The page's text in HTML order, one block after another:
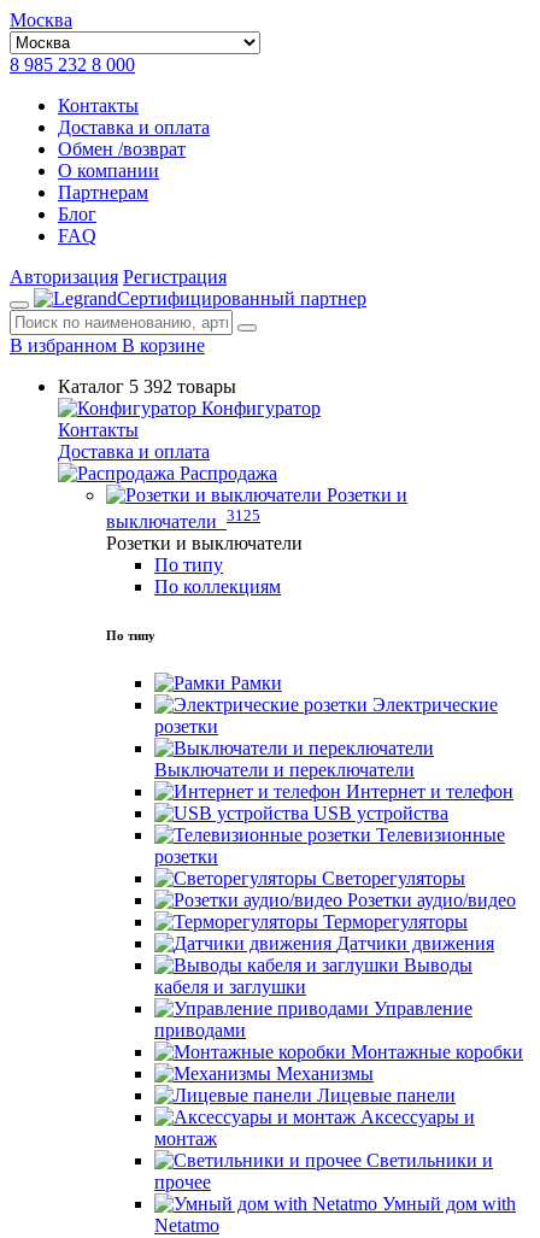
Москва
8 985 232 8 000
Контакты
Доставка и оплата
Обмен /возврат
О компании
Партнерам
Блог
FAQ
Авторизация Регистрация
Сертифицированный партнер
В избранном В корзине
Каталог 5 392 товары
Конфигуратор
Контакты
Доставка и оплата
Распродажа
Розетки и
выключатели 3125
Розетки и выключатели
По типу
По коллекциям
По типу
Рамки
Электрические
розетки
Выключатели и переключатели
Интернет и телефон
USB устройства
Телевизионные
розетки
Светорегуляторы
Розетки аудио/видео
Терморегуляторы
Датчики движения
Выводы
кабеля и заглушки
Управление
приводами
Монтажные коробки
Механизмы
Лицевые панели
Аксессуары и
монтаж
Светильники и
прочее
Умный дом with
Netatmo